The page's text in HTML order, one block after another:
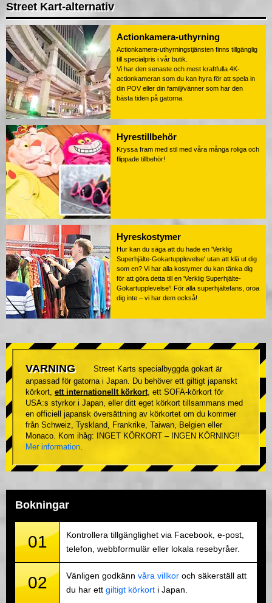
Street Kart-alternativ
Actionkamera-uthyrning
Actionkamera-uthyrningstjänsten finns tillgänglig
till specialpris i vår butik.
Vi har den senaste och mest kraftfulla 4K-
actionkameran som du kan hyra för att spela in
din POV eller din familj/vänner som har den
bästa tiden på gatorna.
Hyrestillbehör
Kryssa fram med stil med våra många roliga och
flippade tillbehör!
Hyreskostymer
Hur kan du säga att du hade en 'Verklig
Superhjälte-Gokartupplevelse' utan att klä ut dig
som en? Vi har alla kostymer du kan tänka dig
för att göra detta till en 'Verklig Superhjälte-
Gokartupplevelse'! För alla superhjältefans, oroa
dig inte – vi har dem också!
VARNING
Street Karts specialbyggda gokart är
anpassad för gatorna i Japan. Du behöver ett giltigt japanskt
körkort, ett internationellt körkort, ett SOFA-körkort för
USA:s styrkor i Japan, eller ditt eget körkort tillsammans med
en officiell japansk översättning av körkortet om du kommer
från Schweiz, Tyskland, Frankrike, Taiwan, Belgien eller
Monaco. Kom ihåg: INGET KÖRKORT – INGEN KÖRNING!!
Mer information.
Bokningar
01
Kontrollera tillgänglighet via Facebook, e-post,
telefon, webbformulär eller lokala resebyråer.
02 Vänligen godkänn våra villkor och säkerställ att
du har ett giltigt körkort i Japan.